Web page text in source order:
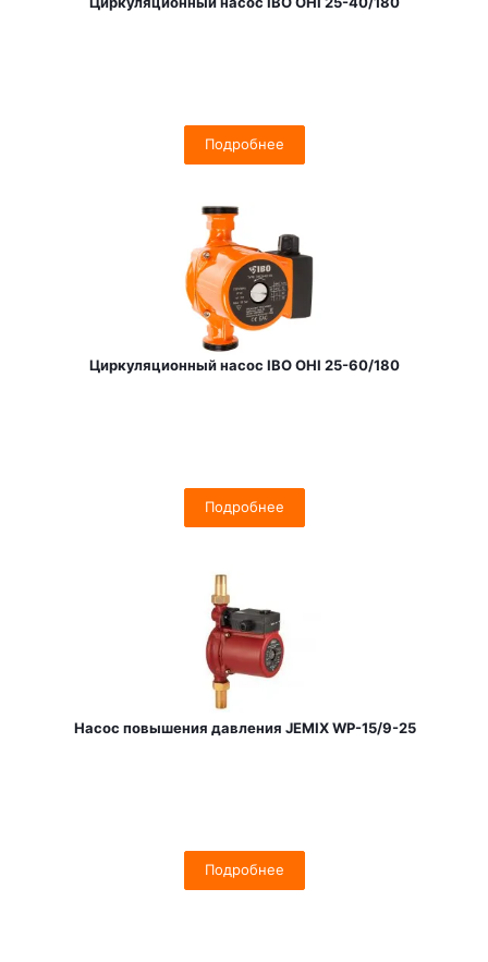
Подробнее
Циркуляционный насос IBO OHI 25-60/180
Подробнее
Насос повышения давления JEMIX WP-15/9-25
Подробнее